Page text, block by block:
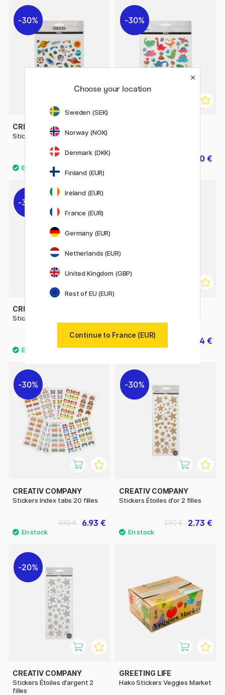
30%
CREATIV COMPANY
Stickers Espace 1 filles
1.54 €
30%
1.40 €
30%
CREATIV COMPANY
Stickers Glaces 1 filles
1.54 € 1.54 €
30%
CREATIV COMPANY
Stickers Index tabs 20 filles
6.93 €
9.90 €
30%
CREATIV COMPANY
Stickers Étoiles d'or 2 filles
2.73 €
3.90 €
20%
CREATIV COMPANY
Stickers Étoiles d'argent 2
filles
GREETING LIFE
Hako Stickers Veggies Market
Choose your location
Sweden (SEK)
Norway (NOK)
Denmark (DKK)
Finland (EUR)
Ireland (EUR)
France (EUR)
Germany (EUR)
Netherlands (EUR)
United Kingdom (GBP)
Rest of EU (EUR)
Continue to France (EUR)